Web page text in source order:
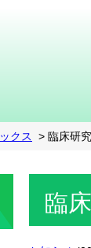
クス > 臨床研
臨